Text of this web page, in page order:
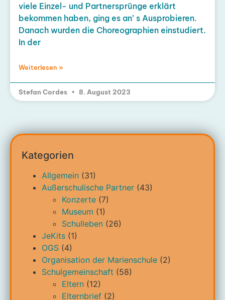
viele Einzel- und Partnersprünge erklärt
bekommen haben, ging es an’ s Ausprobieren.
Danach wurden die Choreographien einstudiert.
In der
Weiterlesen »
Stefan Cordes 8. August 2023
Kategorien
Allgemein (31)
Außerschulische Partner (43)
Konzerte (7)
Museum (1)
Schulleben (26)
JeKits (1)
OGS (4)
Organisation der Marienschule (2)
Schulgemeinschaft (58)
Eltern (12)
Elternbrief (2)